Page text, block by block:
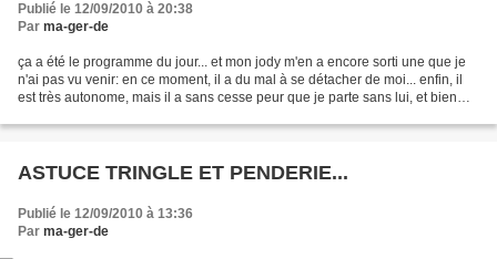
Publié le 12/09/2010 à 20:38
Par ma-ger-de
ça a été le programme du jour... et mon jody m'en a encore sorti une que je
n'ai pas vu venir: en ce moment, il a du mal à se détacher de moi... enfin, il
est très autonome, mais il a sans cesse peur que je parte sans lui, et bien
ASTUCE TRINGLE ET PENDERIE...
Publié le 12/09/2010 à 13:36
Par ma-ger-de